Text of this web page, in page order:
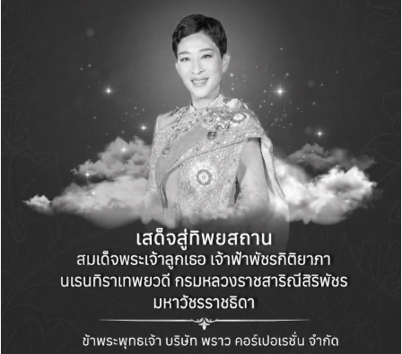
ขณะที่สื่อหลักต่างปรับตัวรับความท้าทาย ยังมีสื่อ
หนึ่งที่สามารถเติบโตและมีแนวโน้มว่าจะได้รับ
ความนิยมอย่างต่อเนื่อง นั่นก็คือ พอดคาสต์
(Podcast) โดยคุณโสภิต หวังวิวัฒนา ผู้จัดการ
ฝ่ายสื่อเสียง สำนักสื่อดิจิทัล ไทยพีบีเอสพอดคาสต์
มองว่า ความก้าวหน้าด้านเทคโนโลยีทำให้มี
แพลตฟอร์มและแอปพลิเคชันที่ฟังได้โดยไม่จำกัด
เวลา สอดคล้องกับพฤติกรรมของคนฟังที่รับข้อมูล
ทางออนไลน์เพิ่มขึ้น อย่างไรก็ตาม พอดคาสต์ใน
ไทยยังต้องแข่งกับวิดีโอทั้งจากยูทูบหรือเฟซบุ๊ก
เพราะว่าผู้คนนิยม “ดูและฟัง” มากกว่า “ฟัง” อย่าง
เดียว ด้วยเหตุนี้ จึงมีการคาดการณ์ว่า วิดีโอพอด